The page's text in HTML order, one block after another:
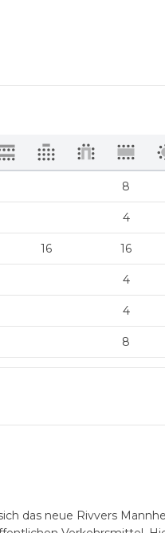
8
4
16 16
4
4
8
das neue Rivvers